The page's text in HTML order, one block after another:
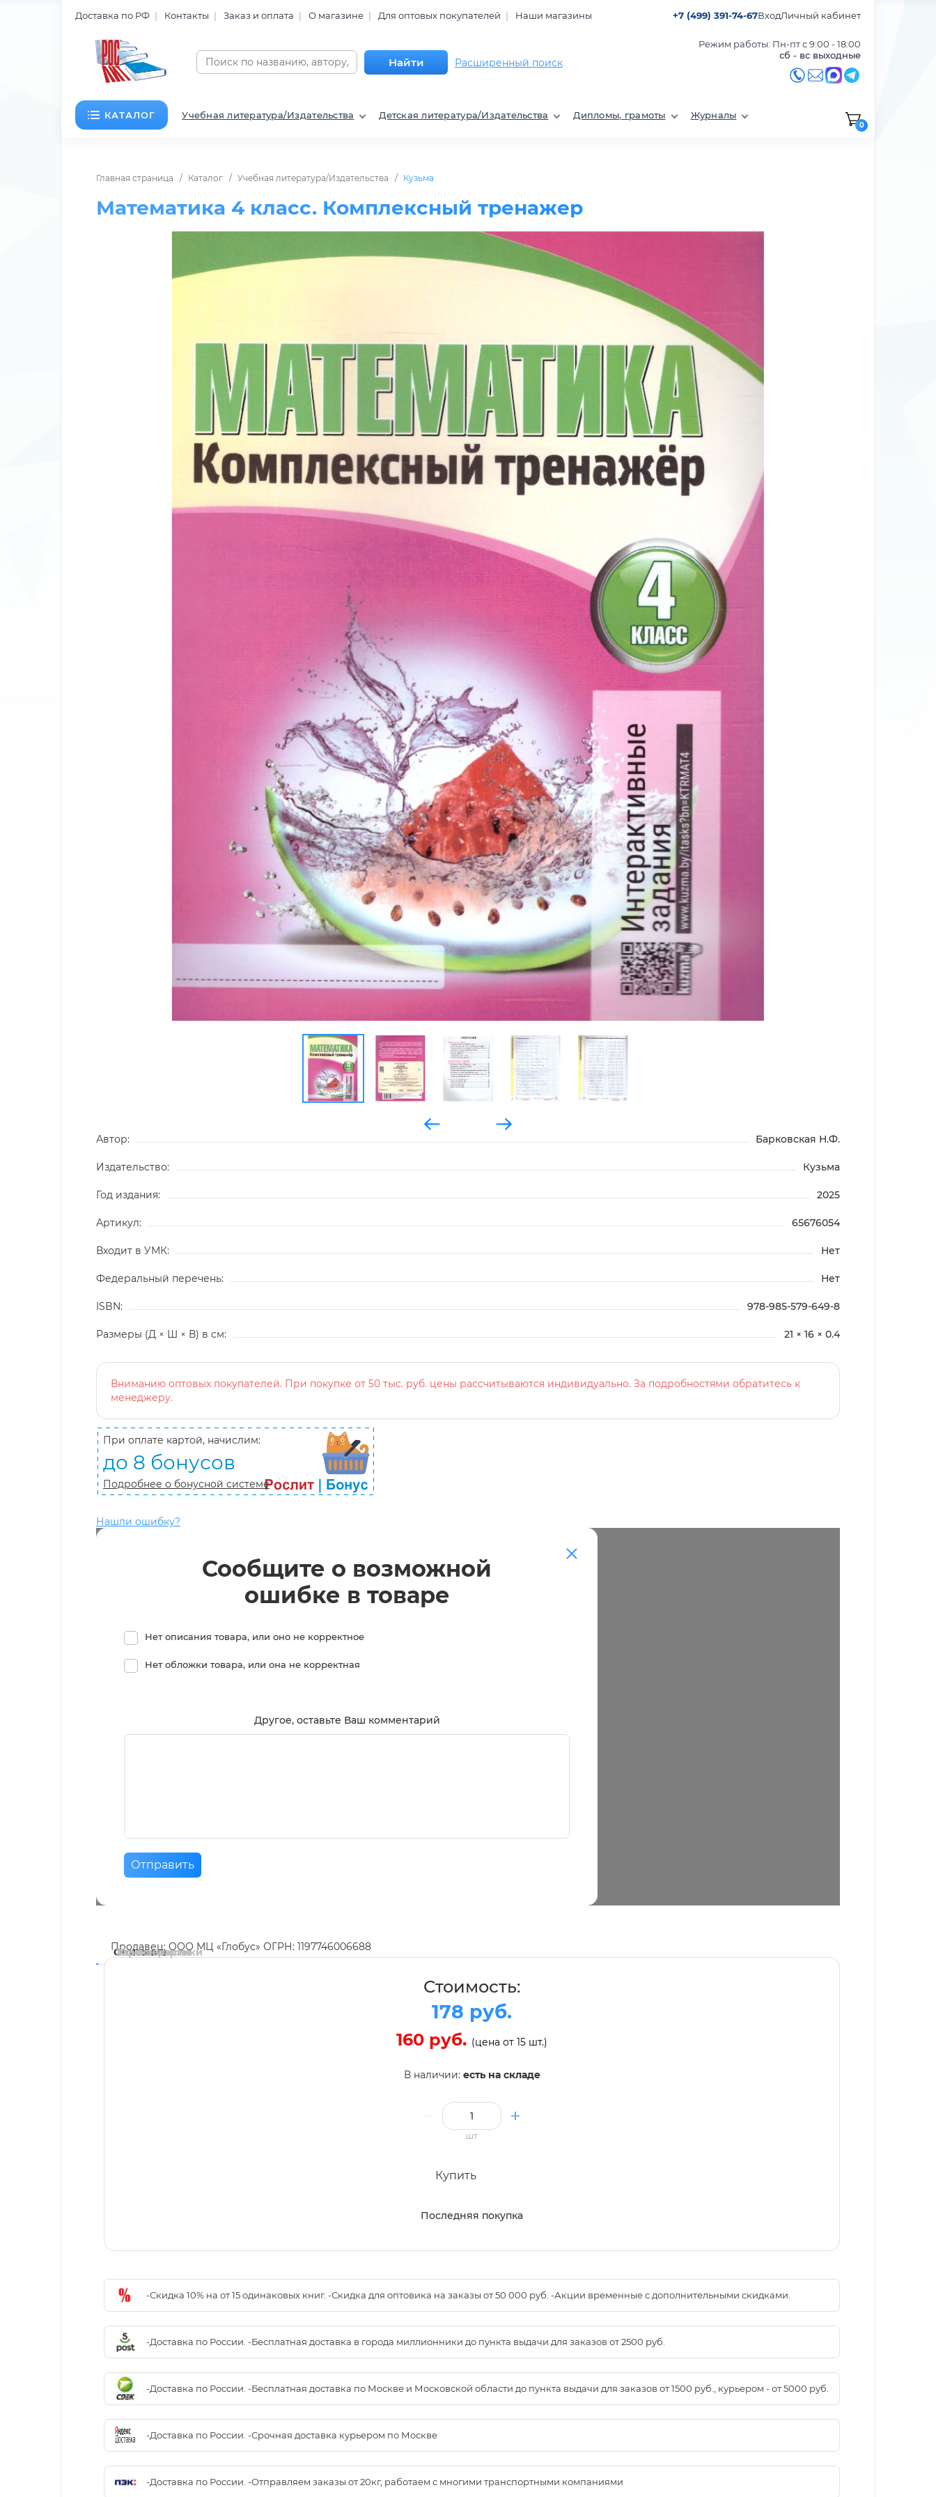
Доставка по РФ Контакты Заказ и оплата О магазине Для оптовых покупателей Наши магазины +7 (499) 391-74-67ВходЛичный кабинет
Найти Расширенный поиск
Режим работы: Пн-пт с 9:00 - 18:00
сб - вс выходные
КАТАЛОГ Учебная литература/Издательства Детская литература/Издательства Дипломы, грамоты Журналы
0
Главная страница Каталог Учебная литература/Издательства Кузьма
Математика 4 класс. Комплексный тренажер
Автор: Барковская Н.Ф.
Издательство: Кузьма
Год издания: 2025
Артикул: 65676054
Входит в УМК: Нет
Федеральный перечень: Нет
ISBN: 978-985-579-649-8
Размеры (Д × Ш × В) в см: 21 × 16 × 0.4
Вниманию оптовых покупателей. При покупке от 50 тыс. руб. цены рассчитываются индивидуально. За подробностями обратитесь к
менеджеру.
При оплате картой, начислим:
до 8 бонусов
Подробнее о бонусной системе
Нашли ошибку?
Сообщите о возможной
ошибке в товаре
Нет описания товара, или оно не корректное
Нет обложки товара, или она не корректная
Другое, оставьте Ваш комментарий
Отправить
Продавец: ООО МЦ «Глобус» ОГРН: 1197746006688
Стоимость:
178 руб.
160 руб. (цена от 15 шт.)
В наличии: есть на складе
шт
Купить
Последняя покупка
-Скидка 10% на от 15 одинаковых книг. -Скидка для оптовика на заказы от 50 000 руб. -Акции временные с дополнительными скидками.
-Доставка по России. -Бесплатная доставка в города миллионники до пункта выдачи для заказов от 2500 руб.
-Доставка по России. -Бесплатная доставка по Москве и Московской области до пункта выдачи для заказов от 1500 руб., курьером - от 5000 руб.
-Доставка по России. -Срочная доставка курьером по Москве
-Доставка по России. -Отправляем заказы от 20кг, работаем с многими транспортными компаниями
Описание
Характеристики
Комментарии